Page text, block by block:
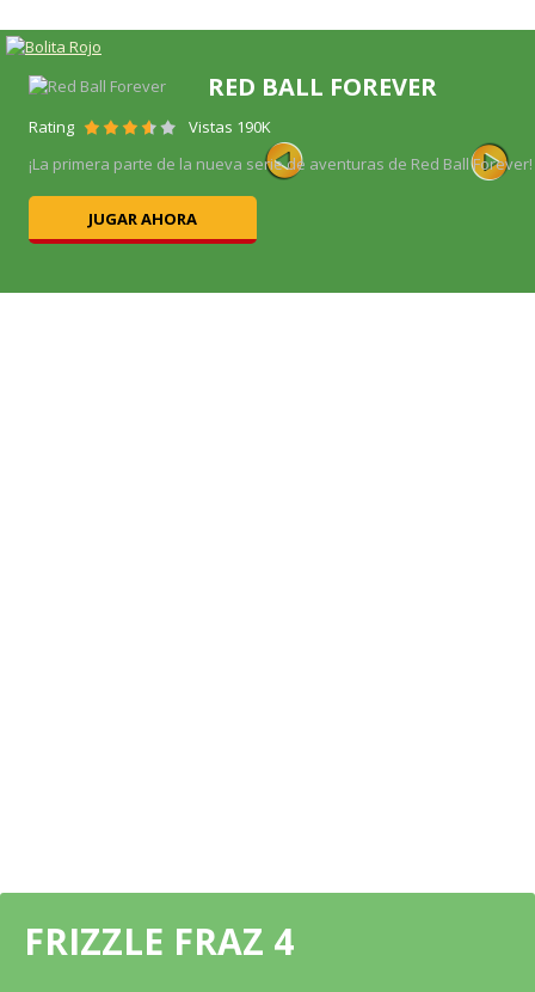
RED BALL FOREVER
Rating
Vistas 190K
¡La primera parte de la nueva serie de aventuras de Red Ball Forever!
JUGAR AHORA
FRIZZLE FRAZ 4